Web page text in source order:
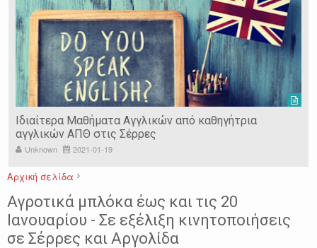
Ιδιαίτερα Μαθήματα Αγγλικών από καθηγήτρια
αγγλικών ΑΠΘ στις Σέρρες
Unknown 2021-01-19
Αρχική σελίδα
ΑΓΡΟΤΙΚΑ
ΑΡΓΟΛΙΔΑ ΕΙΔΗΣΕΙΣ ΚΙΝΗΤΟΠΟΙΗΣΕΙΣ
ΣΕΡΡΕΣ
Αγροτικά μπλόκα έως και τις 20
Ιανουαρίου - Σε εξέλιξη κινητοποιήσεις
σε Σέρρες και Αργολίδα
ΤΥΧΑΙΕΣ ΑΝΑΡΤΗΣΕΙΣ/ΑΡΘΡΑ
Serres Racing Circuit
Panserraikos FC
Ikaroi B.C.